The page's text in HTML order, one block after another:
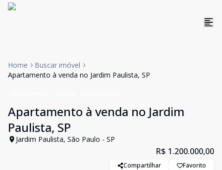
Home
Buscar imóvel
Apartamento à venda no Jardim Paulista, SP
Apartamento à venda no Jardim
Paulista, SP
Jardim Paulista, São Paulo - SP
R$ 1.200.000,00
Compartilhar Favorito